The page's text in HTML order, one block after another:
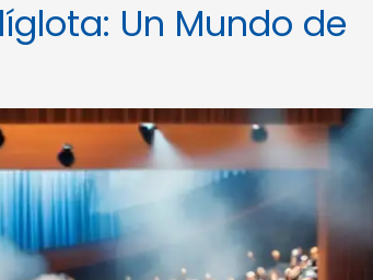
Un Mundo de